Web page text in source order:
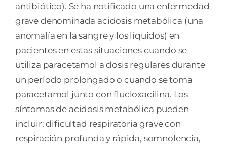
antibiótico). Se ha notificado una enfermedad
grave denominada acidosis metabólica (una
anomalía en la sangre y los líquidos) en
pacientes en estas situaciones cuando se
utiliza paracetamol a dosis regulares durante
un período prolongado o cuando se toma
paracetamol junto con flucloxacilina. Los
síntomas de acidosis metabólica pueden
incluir: dificultad respiratoria grave con
respiración profunda y rápida, somnolencia,